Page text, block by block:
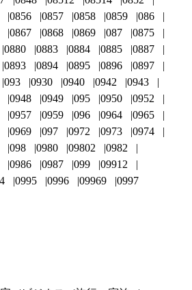
0856 0857 0858 0859
086
0867 0868 0869 087
0875
0880 0883 0884 0885
0887
0893 0894 0895 0896
0897
093 0930 0940 0942
0943
0948 0949 095 0950
0952
0957 0959 096 0964
0965
0969 097 0972 0973
0974
098 0980 09802
0982
0986 0987 099
09912
0995 0996 09969 0997